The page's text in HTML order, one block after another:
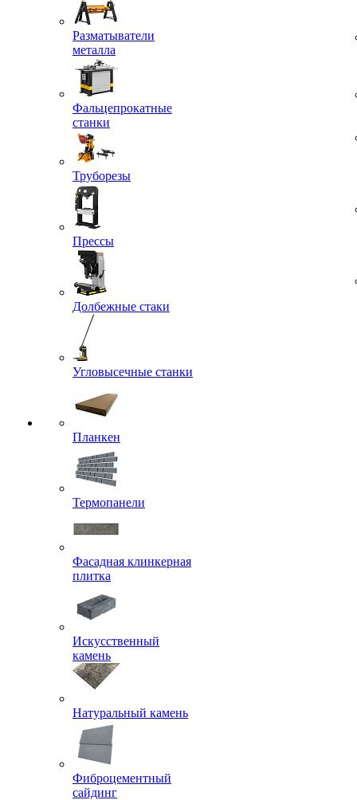
Разматыватели
металла
Фальцепрокатные
станки
Труборезы
Прессы
Долбежные стаки
Угловысечные станки
Планкен
Термопанели
Фасадная клинкерная
плитка
Искусственный
камень
Натуральный камень
Фиброцементный
сайдинг